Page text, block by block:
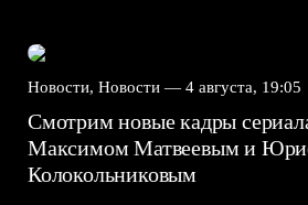
Новости, Новости — 4 августа, 19:05
Смотрим новые кадры
Максимом Матвеевым и
Колокольниковым